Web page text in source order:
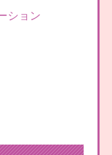
ション